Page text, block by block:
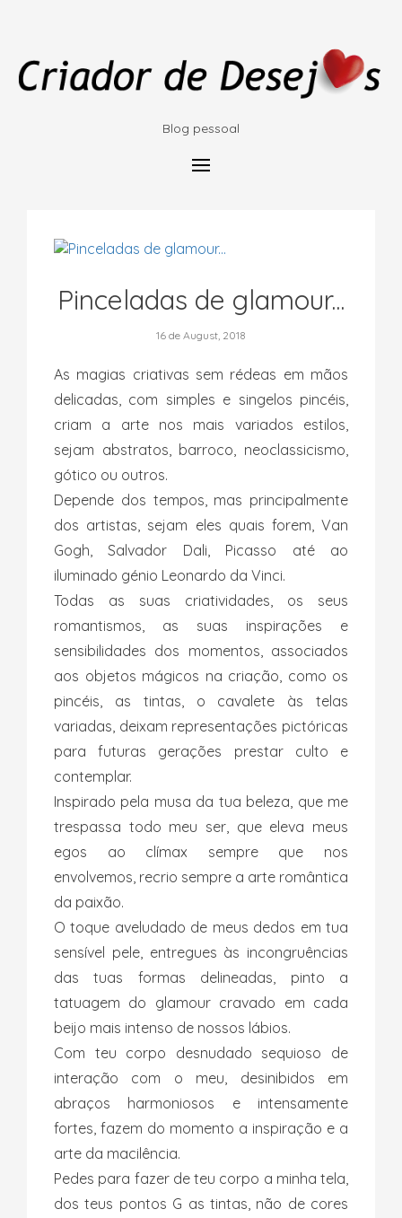
Blog pessoal
Pinceladas de glamour...
16 de August, 2018
As magias criativas sem rédeas em mãos
delicadas, com simples e singelos pincéis,
criam a arte nos mais variados estilos,
sejam abstratos, barroco, neoclassicismo,
gótico ou outros.
Depende dos tempos, mas principalmente
dos artistas, sejam eles quais forem, Van
Gogh, Salvador Dali, Picasso até ao
iluminado génio Leonardo da Vinci.
Todas as suas criatividades, os seus
romantismos, as suas inspirações e
sensibilidades dos momentos, associados
aos objetos mágicos na criação, como os
pincéis, as tintas, o cavalete às telas
variadas, deixam representações pictóricas
para futuras gerações prestar culto e
contemplar.
Inspirado pela musa da tua beleza, que me
trespassa todo meu ser, que eleva meus
egos ao clímax sempre que nos
envolvemos, recrio sempre a arte romântica
da paixão.
O toque aveludado de meus dedos em tua
sensível pele, entregues às incongruências
das tuas formas delineadas, pinto a
tatuagem do glamour cravado em cada
beijo mais intenso de nossos lábios.
Com teu corpo desnudado sequioso de
interação com o meu, desinibidos em
abraços harmoniosos e intensamente
fortes, fazem do momento a inspiração e a
arte da macilência.
Pedes para fazer de teu corpo a minha tela,
dos teus pontos G as tintas, não de cores